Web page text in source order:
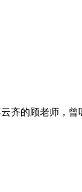
齐的顾老师，